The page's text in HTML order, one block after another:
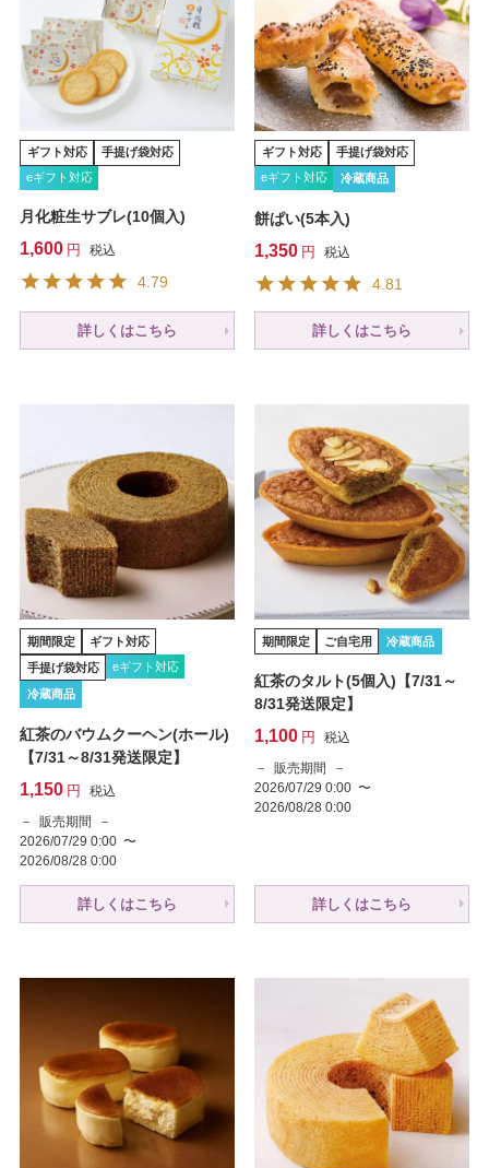
ギフト対応
手提げ袋対応
eギフト対応
月化粧生サブレ(10個入)
1,600 税込
4.79
詳しくはこちら
ギフト対応
手提げ袋対応
eギフト対応
冷蔵商品
餅ぱい(5本入)
1,350 税込
4.81
詳しくはこちら
期間限定 ギフト対応
手提げ袋対応 eギフト対応
冷蔵商品
紅茶のバウムクーヘン(ホール)
【7/31～8/31発送限定】
1,150
税込
販売期間
2026/07/29 0:00 〜
2026/08/28 0:00
詳しくはこちら
期間限定 ご自宅用 冷蔵商品
紅茶のタルト(5個入)【7/31～
8/31発送限定】
1,100
税込
販売期間
2026/07/29 0:00 〜
2026/08/28 0:00
詳しくはこちら